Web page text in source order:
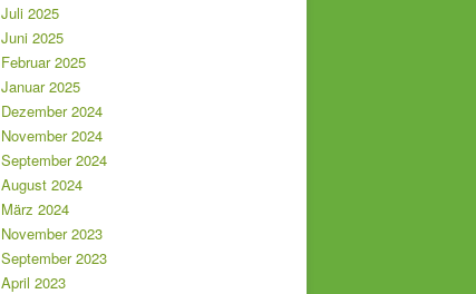
Juli 2025
Juni 2025
Februar 2025
Januar 2025
Dezember 2024
November 2024
September 2024
August 2024
März 2024
November 2023
September 2023
April 2023